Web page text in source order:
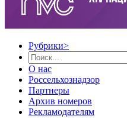
Рубрики>
О нас
Россельхознадзор
Партнеры
Архив номеров
Рекламодателям